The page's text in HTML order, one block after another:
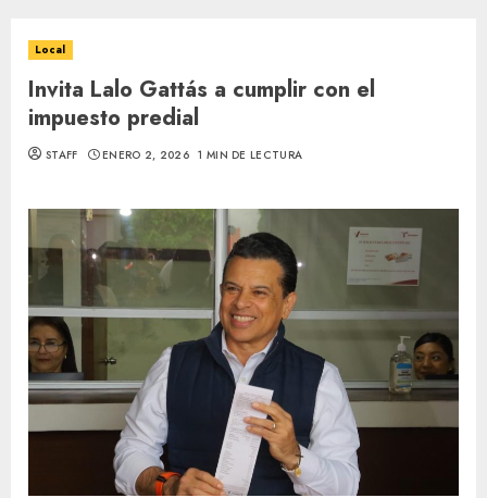
Local
Invita Lalo Gattás a cumplir con el
impuesto predial
STAFF ENERO 2, 2026 1 MIN DE LECTURA